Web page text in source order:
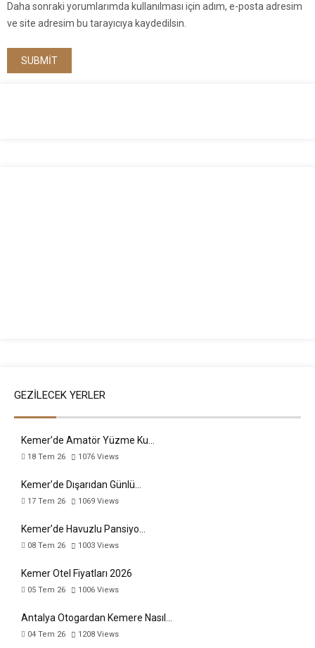
Daha sonraki yorumlarımda kullanılması için adım, e-posta adresim
ve site adresim bu tarayıcıya kaydedilsin.
GEZILECEK YERLER
Kemer’de Amatör Yüzme Ku…
18 Tem 26 1076 Views
Kemer’de Dışarıdan Günlü…
17 Tem 26 1069 Views
Kemer’de Havuzlu Pansiyo…
08 Tem 26 1003 Views
Kemer Otel Fiyatları 2026
05 Tem 26 1006 Views
Antalya Otogardan Kemere Nasıl…
04 Tem 26 1208 Views